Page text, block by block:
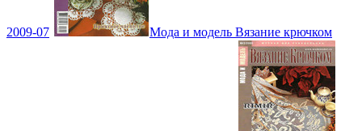
2009-07 Мода и модель Вязание крючком